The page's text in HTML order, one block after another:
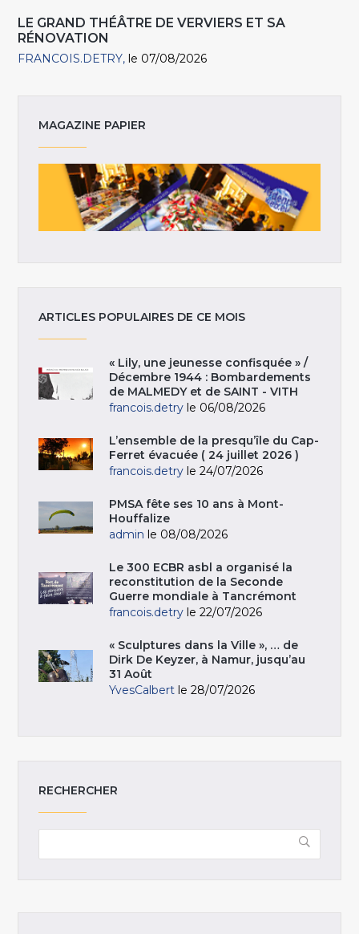
LE GRAND THÉÂTRE DE VERVIERS ET SA
RÉNOVATION
FRANCOIS.DETRY le 07/08/2026
MAGAZINE PAPIER
ARTICLES POPULAIRES DE CE MOIS
« Lily, une jeunesse confisquée » /
Décembre 1944 : Bombardements
de MALMEDY et de SAINT - VITH
francois.detry le 06/08/2026
L’ensemble de la presqu’île du Cap-
Ferret évacuée ( 24 juillet 2026 )
francois.detry le 24/07/2026
PMSA fête ses 10 ans à Mont-
Houffalize
admin le 08/08/2026
Le 300 ECBR asbl a organisé la
reconstitution de la Seconde
Guerre mondiale à Tancrémont
francois.detry le 22/07/2026
« Sculptures dans la Ville », … de
Dirk De Keyzer, à Namur, jusqu’au
31 Août
YvesCalbert le 28/07/2026
RECHERCHER